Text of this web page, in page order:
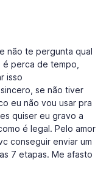
não te pergunta qual
perca de tempo,
isso
se não tiver
eu não vou usar pra
quiser eu gravo a
é legal. Pelo amor
conseguir enviar um
7 etapas. Me afasto